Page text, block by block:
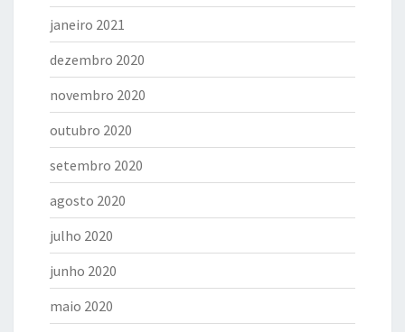
janeiro 2021
dezembro 2020
novembro 2020
outubro 2020
setembro 2020
agosto 2020
julho 2020
junho 2020
maio 2020